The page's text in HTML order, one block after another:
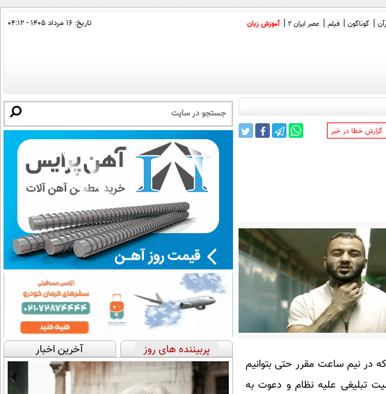
گوناگون فیلم عصر ایران 2 آموزش زبان تاریخ: ۱۶ مرداد ۱۴۰۵ - ۰۴:۱۲
‌گزارش خطا در خبر
در نیم ساعت مقرر حتی بتوانیم
تبلیغی علیه نظام و دعوت به
پربیننده های روز آخرین اخبار